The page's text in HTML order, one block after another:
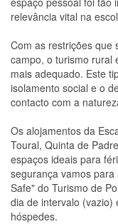
relevância vital na
Com as restrições que
campo, o turismo rural
mais adequado. Este
isolamento social e o
contacto com a
Os alojamentos da
Toural, Quinta de
espaços ideais para
segurança vamos
Safe" do Turismo de
dia de intervalo
hóspedes.